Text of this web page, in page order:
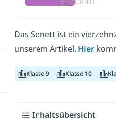
Das Sonett ist ein
unserem Artikel. Hier
Klasse 9 Klasse 10
Inhaltsübersicht